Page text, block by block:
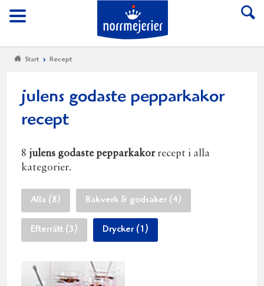
Meny
Till Norrmejerier
Start Recept
julens godaste pepparkakor
recept
8 julens godaste pepparkakorrecept i alla
kategorier.
Alla (8) Bakverk & godsaker (4)
Efterrätt (3) Drycker (1)